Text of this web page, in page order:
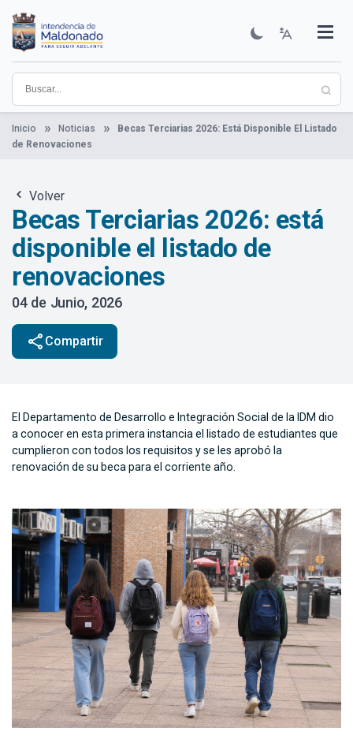
contenido
principal
Institucional
Municipios
Descubre Maldonado
Comunicación
Servicios
Guía De Trámites
Ver Noticias
Inicio Noticias
Becas Terciarias 2026: Está Disponible El Listado
de Renovaciones
Volver
Becas Terciarias 2026: está
disponible el listado de
renovaciones
04 de Junio, 2026
share Compartir
El Departamento de Desarrollo e Integración Social de la IDM dio
a conocer en esta primera instancia el listado de estudiantes que
cumplieron con todos los requisitos y se les aprobó la
renovación de su beca para el corriente año.